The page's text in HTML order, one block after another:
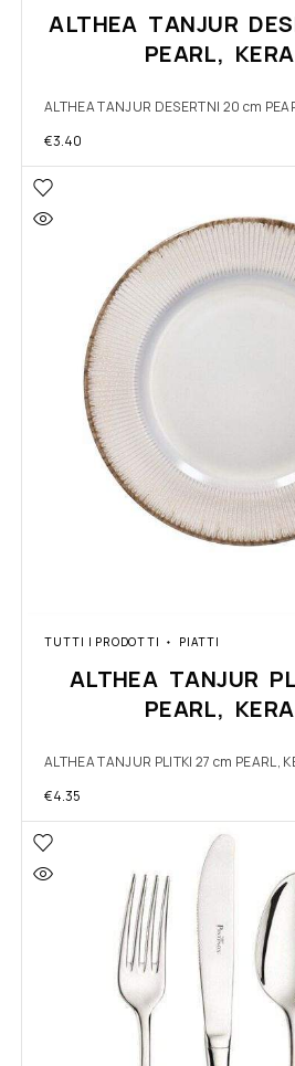
ALTHEA TANJUR
PEARL,
ALTHEA TANJUR DESERTNI 20 cm
€3.40
TUTTI I PRODOTTI PIATTI
ALTHEA TANJUR
PEARL,
ALTHEA TANJUR PLITKI 27 cm PEARL,
€4.35